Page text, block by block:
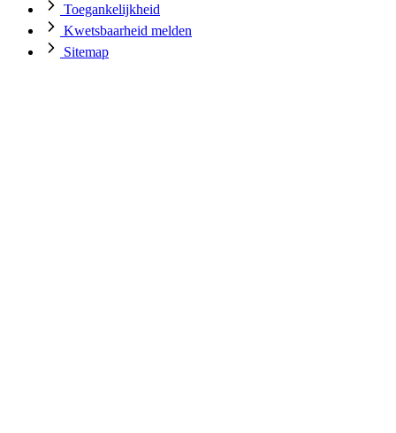
Toegankelijkheid
Kwetsbaarheid melden
Sitemap